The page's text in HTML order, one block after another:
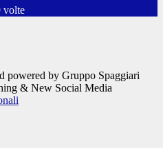
volte
powered by Gruppo Spaggiari
& New Social Media